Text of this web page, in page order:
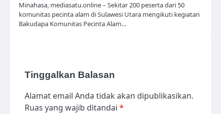
Minahasa, mediasatu.online – Sekitar 200 peserta dari 50
komunitas pecinta alam di Sulawesi Utara mengikuti kegiatan
Bakudapa Komunitas Pecinta Alam…
Tinggalkan Balasan
Alamat email Anda tidak akan dipublikasikan.
Ruas yang wajib ditandai *